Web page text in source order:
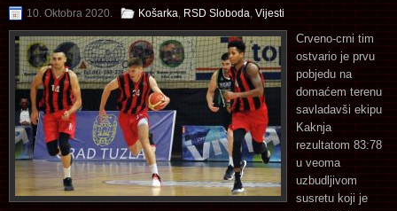
10. Oktobra 2020. Košarka RSD Sloboda Vijesti
Crveno-crni tim
ostvario je prvu
pobjedu na
domaćem terenu
savladavši ekipu
Kaknja
rezultatom 83:78
u veoma
uzbudljivom
susretu koji je